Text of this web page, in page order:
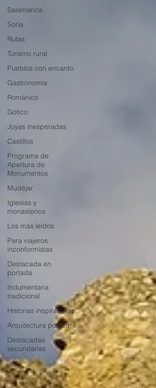
Salamanca
Soria
Rutas
Turismo rural
Pueblos con encanto
Gastronomía
Románico
Gótico
Joyas inesperadas
Castillos
Programa de
Apertura de
Monumentos
Mudéjar
Iglesias y
monasterios
Los más leídos
Para viajeros
inconformistas
Destacada en
portada
Indumentaria
tradicional
Historias inspiradoras
Arquitectura popular
Destacadas
secundarias